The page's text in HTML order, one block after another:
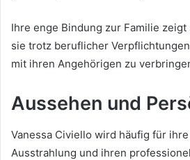
Ihre enge Bindung zur Familie zeigt
sie trotz beruflicher
mit ihren Angehörigen zu
Aussehen und
Vanessa Civiello wird häufig für
Ausstrahlung und ihren